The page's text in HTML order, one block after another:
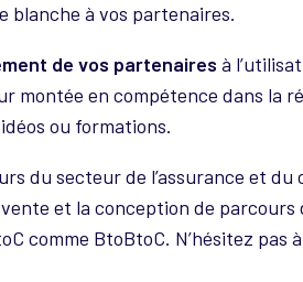
blanche à vos partenaires.
de vos partenaires à
montée en compétence dans la
ou formations.
du secteur de l’assurance et du
et la conception de parcours
comme BtoBtoC. N’hésitez pas